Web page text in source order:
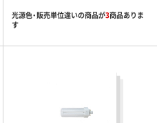
光源色・販売単位違いの商品が3商品ありま
す